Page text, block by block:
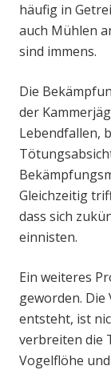
häufig in
auch Mühlen
sind immens.
Die
der
Lebendfallen,
Gleichzeitig
dass sich
einnisten.
Ein weiteres
geworden. Die
entsteht, ist
verbreiten die
Vogelflöhe